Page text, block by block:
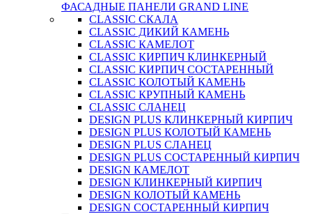
ФАСАДНЫЕ ПАНЕЛИ GRAND LINE
CLASSIC СКАЛА
CLASSIC ДИКИЙ КАМЕНЬ
CLASSIC КАМЕЛОТ
CLASSIC КИРПИЧ КЛИНКЕРНЫЙ
CLASSIC КИРПИЧ СОСТАРЕННЫЙ
CLASSIC КОЛОТЫЙ КАМЕНЬ
CLASSIC КРУПНЫЙ КАМЕНЬ
CLASSIC СЛАНЕЦ
DESIGN PLUS КЛИНКЕРНЫЙ КИРПИЧ
DESIGN PLUS КОЛОТЫЙ КАМЕНЬ
DESIGN PLUS СЛАНЕЦ
DESIGN PLUS СОСТАРЕННЫЙ КИРПИЧ
DESIGN КАМЕЛОТ
DESIGN КЛИНКЕРНЫЙ КИРПИЧ
DESIGN КОЛОТЫЙ КАМЕНЬ
DESIGN СОСТАРЕННЫЙ КИРПИЧ